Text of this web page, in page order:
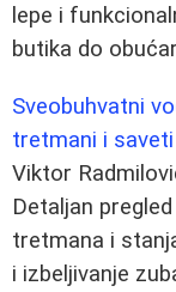
lepe i
butika do
Sveobuhvatni
tretmani i saveti
Viktor
Detaljan
tretmana i
i izbeljivanje